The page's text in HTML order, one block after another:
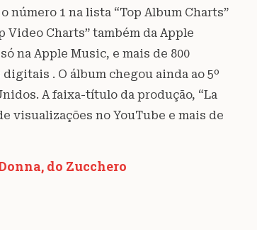
número 1 na lista “Top Album Charts”
Video Charts” também da Apple
na Apple Music, e mais de 800
. O álbum chegou ainda ao 5º
A faixa-título da produção, “La
visualizações no YouTube e mais de
do Zucchero